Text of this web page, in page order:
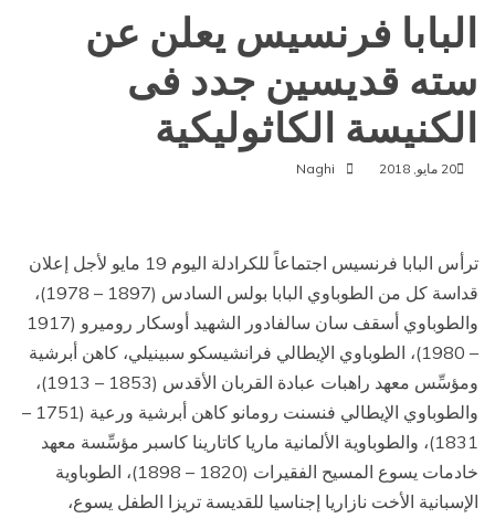
البابا فرنسيس يعلن عن
سته قديسين جدد فى
الكنيسة الكاثوليكية
20 مايو, 2018 Naghi
ترأس البابا فرنسيس اجتماعاً للكرادلة اليوم 19 مايو لأجل إعلان
قداسة كل من الطوباوي البابا بولس السادس (1897 – 1978)،
والطوباوي أسقف سان سالفادور الشهيد أوسكار روميرو (1917
– 1980)، الطوباوي الإيطالي فرانشيسكو سبينيلي، كاهن أبرشية
ومؤسِّس معهد راهبات عبادة القربان الأقدس (1853 – 1913)،
والطوباوي الإيطالي فنسنت رومانو كاهن أبرشية ورعية (1751 –
1831)، والطوباوية الألمانية ماريا كاتارينا كاسبر مؤسِّسة معهد
خادمات يسوع المسيح الفقيرات (1820 – 1898)، الطوباوية
الإسبانية الأخت نازاريا إجناسيا للقديسة تريزا الطفل يسوع،